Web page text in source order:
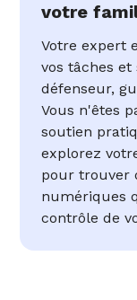
votre
Votre expert
vos tâches
défenseur,
Vous n'êtes
soutien
explorez
pour trouver
numériques
contrôle de